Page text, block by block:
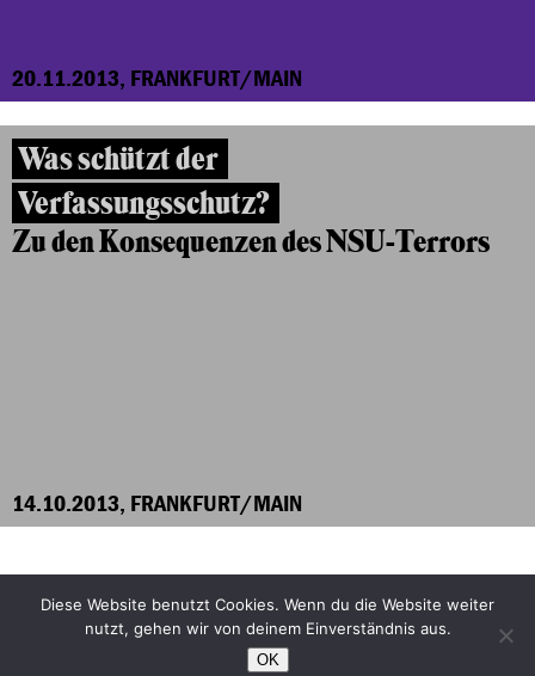
20.11.2013, FRANKFURT/MAIN
Was schützt der
Verfassungsschutz?
Zu den Konsequenzen des NSU-Terrors
14.10.2013, FRANKFURT/MAIN
Facebook
Bluesky
Instagram
Diese Website benutzt Cookies. Wenn du die Website weiter
nutzt, gehen wir von deinem Einverständnis aus.
OK